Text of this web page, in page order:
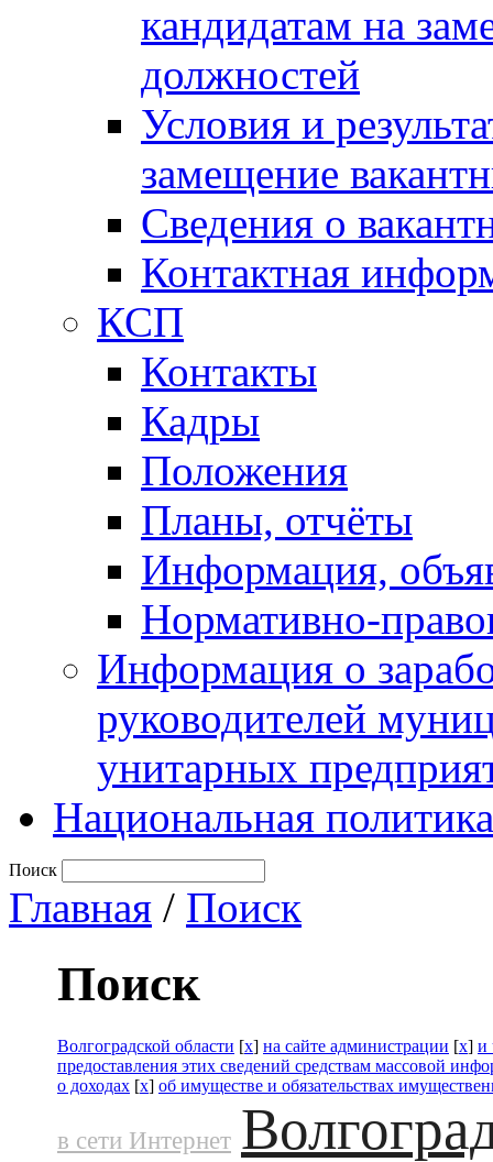
кандидатам на
должностей
Условия и
замещение
Сведения о
Контактная
КСП
Контакты
Кадры
Положения
Планы, отчёты
Информация,
Нормативно-
Информация о
руководителей
унитарных
Национальная политика
Поиск
Главная / Поиск
Поиск
Волгоградской области [x] на сайте администрации [x] и
предоставления этих сведений средствам массовой
о доходах [x] об имуществе и обязательствах
в сети Интернет